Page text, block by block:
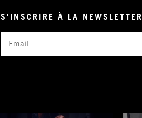
S'INSCRIRE À LA NEWSLETTER